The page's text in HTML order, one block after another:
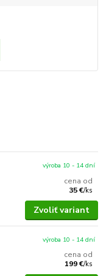
cena od
35 €/ks
výroba 10 - 14 dní
Zvoliť variant
cena od
199 €/ks
výroba 10 - 14 dní